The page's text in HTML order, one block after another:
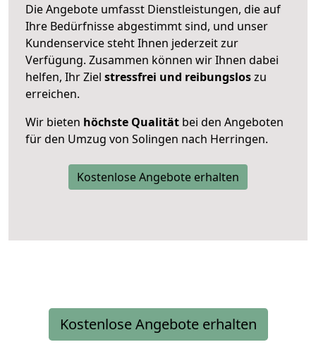
Die Angebote umfasst Dienstleistungen, die auf
Ihre Bedürfnisse abgestimmt sind, und unser
Kundenservice steht Ihnen jederzeit zur
Verfügung. Zusammen können wir Ihnen dabei
helfen, Ihr Ziel stressfrei und reibungsloszu
erreichen.
Wir bieten höchste Qualität bei den Angeboten
für den Umzug von Solingen nach Herringen.
Kostenlose Angebote erhalten
Kostenlose Angebote erhalten